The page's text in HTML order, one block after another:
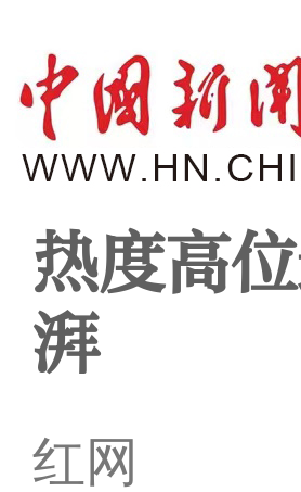
热度高
湃
红网